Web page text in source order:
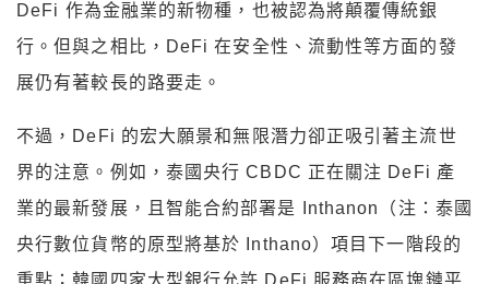
DeFi 作為金融業的新物種，也被認為將顛覆傳統銀
行。但與之相比，DeFi 在安全性、流動性等方面的發
展仍有著較長的路要走。
不過，DeFi 的宏大願景和無限潛力卻正吸引著主流世
界的注意。例如，泰國央行 CBDC 正在關注 DeFi 產
業的最新發展，且智能合約部署是 Inthanon（注：泰國
央行數位貨幣的原型將基於 Inthano）項目下一階段的